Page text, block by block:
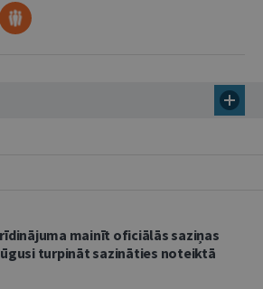
mainīt oficiālās saziņas
turpināt sazināties noteiktā